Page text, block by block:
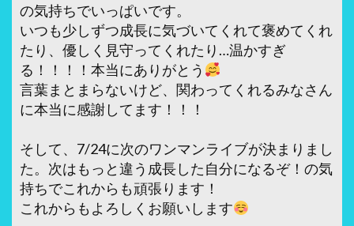
の気持ちでいっぱいです。
いつも少しずつ成長に気づいてくれて褒めてくれ
たり、優しく見守ってくれたり…温かすぎ
る！！！！本当にありがとう
言葉まとまらないけど、関わってくれるみなさん
に本当に感謝してます！！！
そして、7/24に次のワンマンライブが決まりまし
た。次はもっと違う成長した自分になるぞ！の気
持ちでこれからも頑張ります！
これからもよろしくお願いします